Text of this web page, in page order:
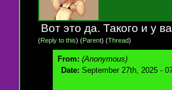
Вот это да. Такого и у
(Reply to this) (Parent) (Thread)
From: (Anonymous)
Date: September 27th, 2025 -